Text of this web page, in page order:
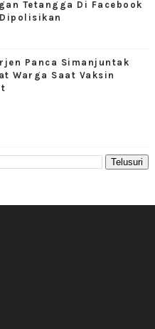
Tetangga Di Facebook
Panca Simanjuntak
Warga Saat Vaksin